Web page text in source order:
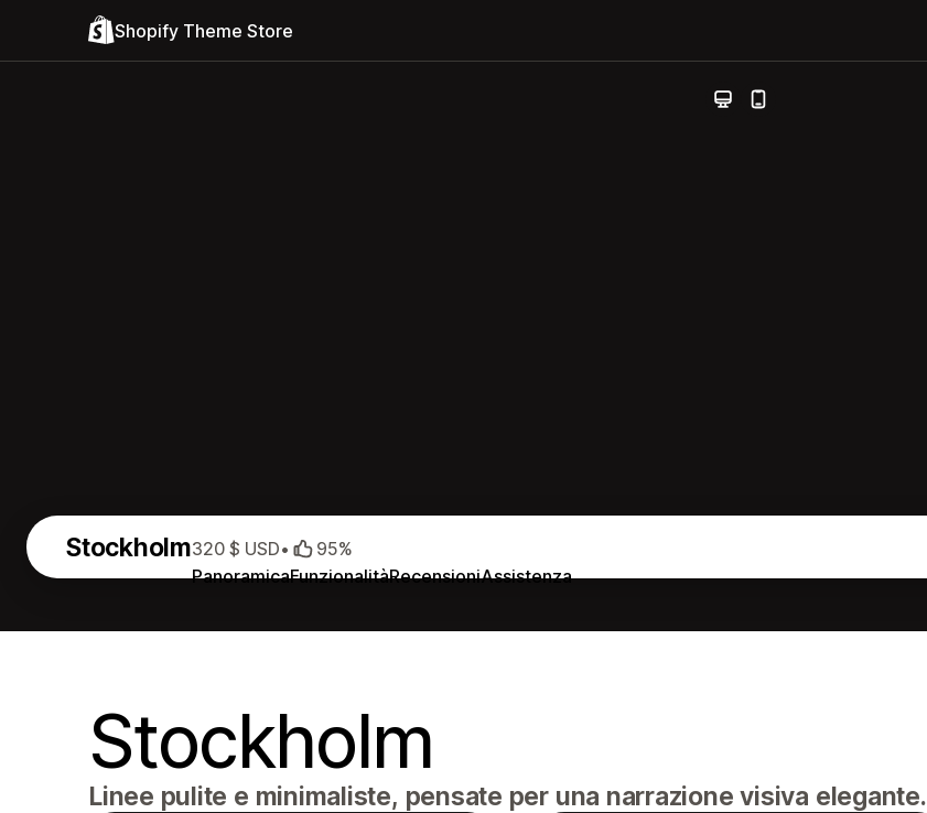
Shopify Theme Store
Stockholm
PanoramicaFunzionalitàRecensioniAssistenza
320 $ USD• 95%
Stockholm
Linee pulite e minimaliste, pensate per una narrazione visiva elegante.